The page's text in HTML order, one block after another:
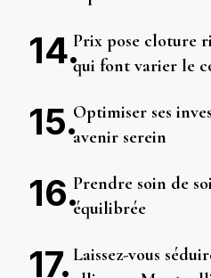
Prix pose cloture
qui font varier le
Optimiser ses
avenir serein
Prendre soin de
équilibrée
Laissez-vous